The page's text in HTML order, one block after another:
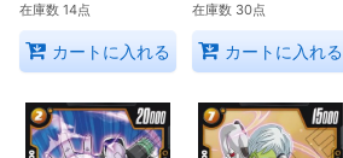
在庫数 14点
カートに入れる
在庫数 30点
カートに入れる